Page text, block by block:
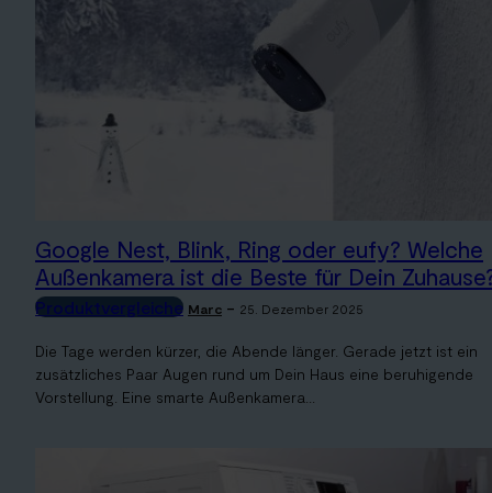
Google Nest, Blink, Ring oder eufy? Welche
Außenkamera ist die Beste für Dein
Produktvergleiche Marc - 25. Dezember 2025
Die Tage werden kürzer, die Abende länger. Gerade jetzt ist ein
zusätzliches Paar Augen rund um Dein Haus eine beruhigende
Vorstellung. Eine smarte Außenkamera...